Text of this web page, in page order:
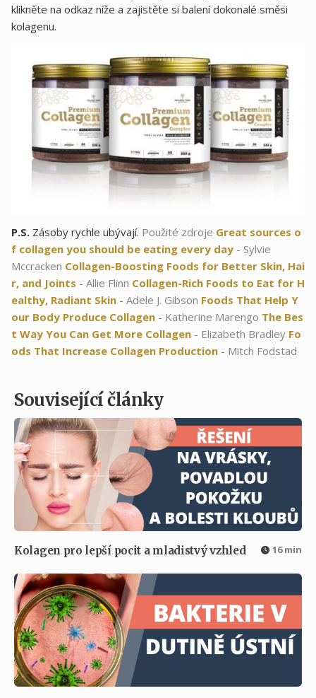
klikněte na odkaz níže a zajistěte si balení dokonalé směsi
kolagenu.
P.S. Zásoby rychle ubývají. Použité zdroje Great sources o
f collagen you should be eating every day - Sylvie
Mccracken Collagen-Boosting Foods for Better Skin, Hai
r, and Joints - Allie Flinn Collagen-Rich Foods to Eat for H
ealthy, Radiant Skin - Adele J. Gibson Foods That Help Y
our Body Produce Collagen - Katherine Marengo The Bes
t Way You Can Get More Collagen - Elizabeth Bradley Fo
ods That Increase Collagen Production - Mitch Fodstad
Související články
Kolagen pro lepší pocit a mladistvý vzhled 16 min